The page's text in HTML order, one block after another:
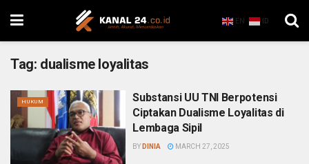
EN ID
Tag: dualisme loyalitas
HUKUM
Substansi UU TNI Berpotensi
Ciptakan Dualisme Loyalitas di
Lembaga Sipil
BY DINIA MARCH 27, 2025